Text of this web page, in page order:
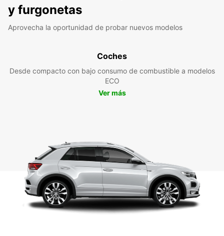
y furgonetas
Aprovecha la oportunidad de probar nuevos modelos
Coches
Desde compacto con bajo consumo de combustible a modelos
ECO
Ver más